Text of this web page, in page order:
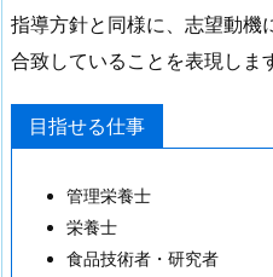
指導方針と同様に、志望動機
合致していることを表現しま
目指せる仕事
管理栄養士
栄養士
食品技術者・研究者